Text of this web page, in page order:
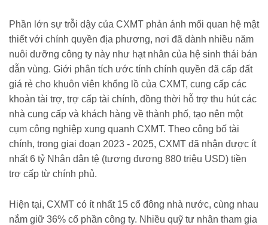
Phần lớn sự trỗi dậy của CXMT phản ánh mối quan hệ mật
thiết với chính quyền địa phương, nơi đã dành nhiều năm
nuôi dưỡng công ty này như hạt nhân của hệ sinh thái bán
dẫn vùng. Giới phân tích ước tính chính quyền đã cấp đất
giá rẻ cho khuôn viên khổng lồ của CXMT, cung cấp các
khoản tài trợ, trợ cấp tài chính, đồng thời hỗ trợ thu hút các
nhà cung cấp và khách hàng về thành phố, tạo nên một
cụm công nghiệp xung quanh CXMT. Theo công bố tài
chính, trong giai đoạn 2023 - 2025, CXMT đã nhận được ít
nhất 6 tỷ Nhân dân tệ (tương đương 880 triệu USD) tiền
trợ cấp từ chính phủ.
Hiện tại, CXMT có ít nhất 15 cổ đông nhà nước, cùng nhau
nắm giữ 36% cổ phần công ty. Nhiều quỹ tư nhân tham gia